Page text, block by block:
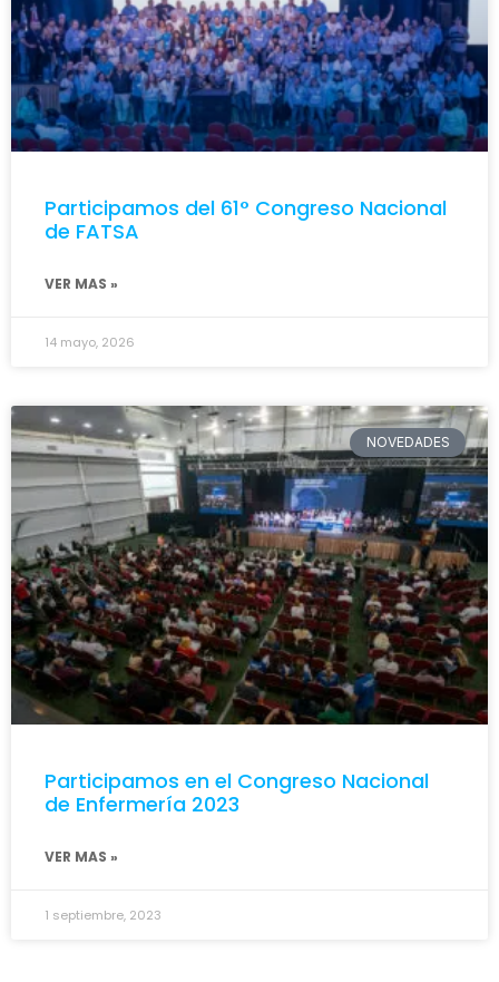
Participamos del 61° Congreso Nacional
de FATSA
VER MAS »
14 mayo, 2026
NOVEDADES
Participamos en el Congreso Nacional
de Enfermería 2023
VER MAS »
1 septiembre, 2023